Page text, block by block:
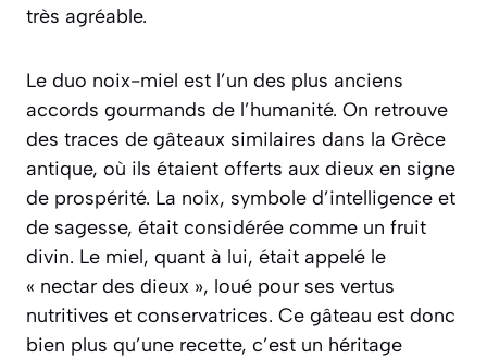
très agréable.
Le duo noix-miel est l’un des plus anciens
accords gourmands de l’humanité. On retrouve
des traces de gâteaux similaires dans la Grèce
antique, où ils étaient offerts aux dieux en signe
de prospérité. La noix, symbole d’intelligence et
de sagesse, était considérée comme un fruit
divin. Le miel, quant à lui, était appelé le
« nectar des dieux », loué pour ses vertus
nutritives et conservatrices. Ce gâteau est donc
bien plus qu’une recette, c’est un héritage